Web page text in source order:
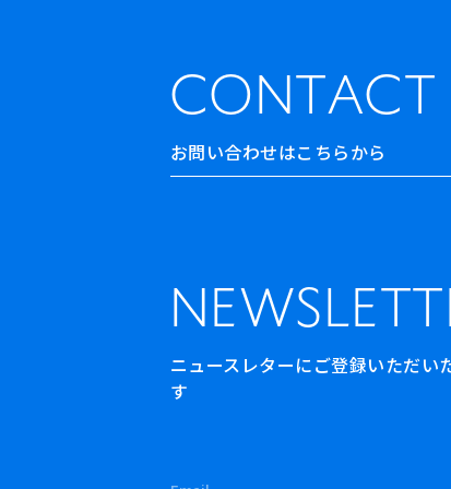
CONTACT
お問い合わせはこちらから
ニュースレターにご登録いただい
す